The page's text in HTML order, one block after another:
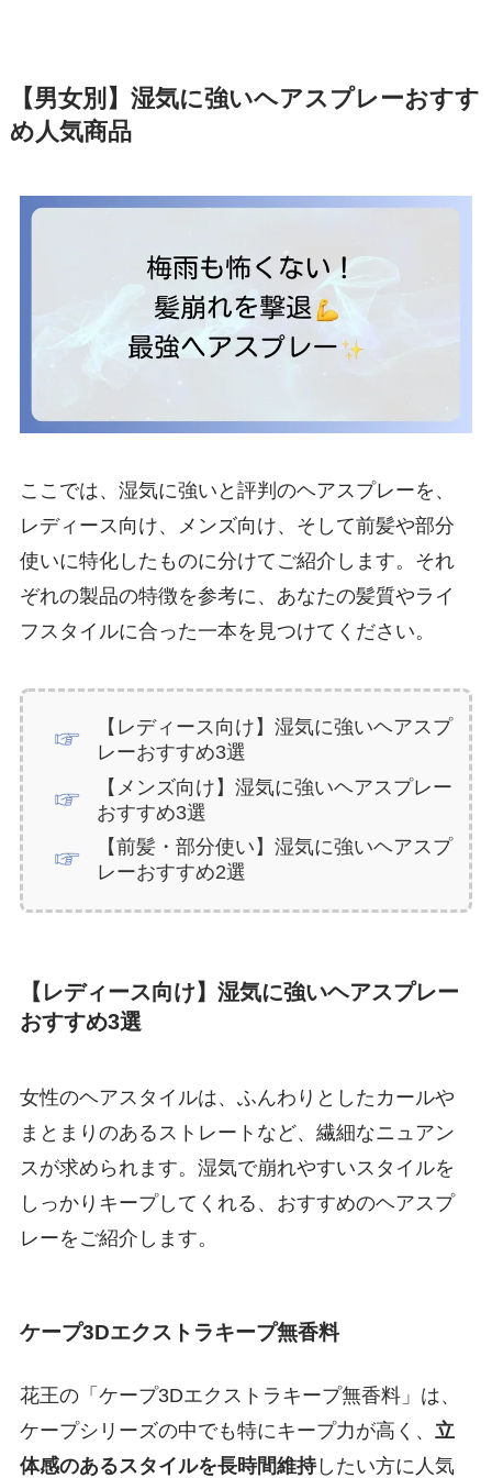
【男女別】湿気に強いヘアスプレーおすす
め人気商品
ここでは、湿気に強いと評判のヘアスプレーを、
レディース向け、メンズ向け、そして前髪や部分
使いに特化したものに分けてご紹介します。それ
ぞれの製品の特徴を参考に、あなたの髪質やライ
フスタイルに合った一本を見つけてください。
【レディース向け】湿気に強いヘアスプ
レーおすすめ3選
【メンズ向け】湿気に強いヘアスプレー
おすすめ3選
【前髪・部分使い】湿気に強いヘアスプ
レーおすすめ2選
【レディース向け】湿気に強いヘアスプレー
おすすめ3選
女性のヘアスタイルは、ふんわりとしたカールや
まとまりのあるストレートなど、繊細なニュアン
スが求められます。湿気で崩れやすいスタイルを
しっかりキープしてくれる、おすすめのヘアスプ
レーをご紹介します。
ケープ3Dエクストラキープ無香料
花王の「ケープ3Dエクストラキープ無香料」は、
ケープシリーズの中でも特にキープ力が高く、 立
体感のあるスタイルを長時間維持したい方に人気